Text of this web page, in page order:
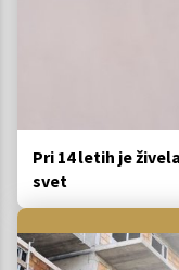
Pri 14 letih je
svet